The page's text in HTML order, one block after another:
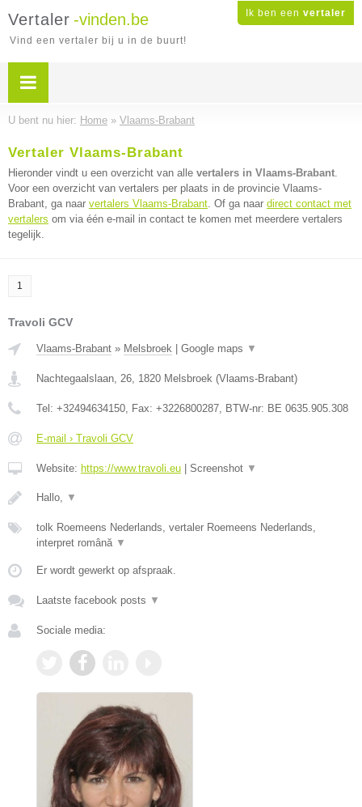
Ik ben een vertaler
Vertaler -vinden.be
Vind een vertaler bij u in de buurt!
U bent nu hier: Home » Vlaams-Brabant
Vertaler Vlaams-Brabant
Hieronder vindt u een overzicht van alle vertalers in Vlaams-Brabant.
Voor een overzicht van vertalers per plaats in de provincie Vlaams-
Brabant, ga naar vertalers Vlaams-Brabant. Of ga naar direct contact met
vertalers om via één e-mail in contact te komen met meerdere vertalers
tegelijk.
1
Travoli GCV
Vlaams-Brabant » Melsbroek Google maps ▼
Nachtegaalslaan, 26, 1820 Melsbroek (Vlaams-Brabant)
Tel: +32494634150, Fax: +3226800287, BTW-nr: BE 0635.905.308
E-mail › Travoli GCV
Website: https://www.travoli.eu Screenshot ▼
Hallo, ▼
tolk Roemeens Nederlands, vertaler Roemeens Nederlands,
interpret română ▼
Er wordt gewerkt op afspraak.
Laatste facebook posts ▼
Sociale media: